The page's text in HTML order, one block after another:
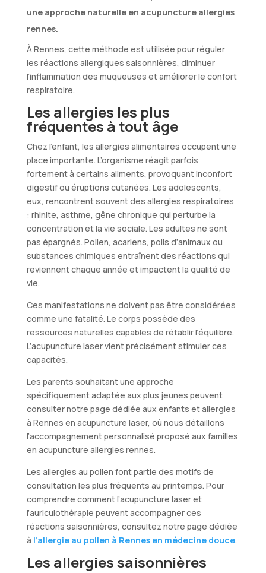
une approche naturelle en acupuncture allergies
rennes.
À Rennes, cette méthode est utilisée pour réguler
les réactions allergiques saisonnières, diminuer
l’inflammation des muqueuses et améliorer le confort
respiratoire.
Les allergies les plus
fréquentes à tout âge
Chez l’enfant, les allergies alimentaires occupent une
place importante. L’organisme réagit parfois
fortement à certains aliments, provoquant inconfort
digestif ou éruptions cutanées. Les adolescents,
eux, rencontrent souvent des allergies respiratoires
: rhinite, asthme, gêne chronique qui perturbe la
concentration et la vie sociale. Les adultes ne sont
pas épargnés. Pollen, acariens, poils d’animaux ou
substances chimiques entraînent des réactions qui
reviennent chaque année et impactent la qualité de
vie.
Ces manifestations ne doivent pas être considérées
comme une fatalité. Le corps possède des
ressources naturelles capables de rétablir l’équilibre.
L’acupuncture laser vient précisément stimuler ces
capacités.
Les parents souhaitant une approche
spécifiquement adaptée aux plus jeunes peuvent
consulter notre page dédiée aux enfants et allergies
à Rennes en acupuncture laser, où nous détaillons
l’accompagnement personnalisé proposé aux familles
en acupuncture allergies rennes.
Les allergies au pollen font partie des motifs de
consultation les plus fréquents au printemps. Pour
comprendre comment l’acupuncture laser et
l’auriculothérapie peuvent accompagner ces
réactions saisonnières, consultez notre page dédiée
à l’allergie au pollen à Rennes en médecine douce.
Les allergies saisonnières